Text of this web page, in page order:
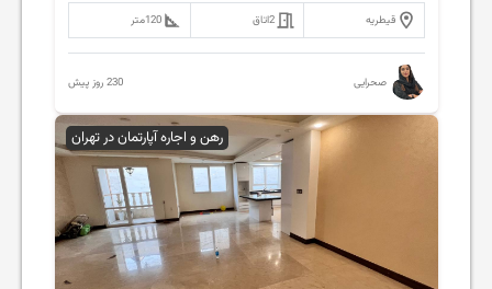
قیطریه 2اتاق 120متر
صحرایی 230 روز پیش
رهن و اجاره آپارتمان در تهران